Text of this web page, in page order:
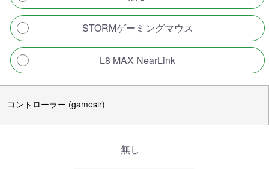
STORMゲーミングマウス
L8 MAX NearLink
コントローラー (gamesir)
無し